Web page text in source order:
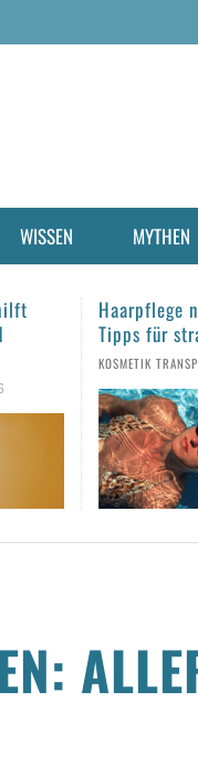
WISSEN MYTHEN
Fünf
man den
verwenden?
KOSMETIK